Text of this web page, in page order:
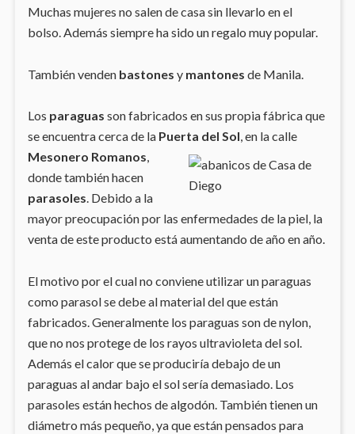
Muchas mujeres no salen de casa sin llevarlo en el
bolso. Además siempre ha sido un regalo muy popular.
También venden bastones y mantones de Manila.
Los paraguas son fabricados en sus propia fábrica que
se encuentra cerca de la Puerta del Sol, en la calle
Mesonero Romanos,
donde también hacen
parasoles. Debido a la
mayor preocupación por las enfermedades de la piel, la
venta de este producto está aumentando de año en año.
El motivo por el cual no conviene utilizar un paraguas
como parasol se debe al material del que están
fabricados. Generalmente los paraguas son de nylon,
que no nos protege de los rayos ultravioleta del sol.
Además el calor que se produciría debajo de un
paraguas al andar bajo el sol sería demasiado. Los
parasoles están hechos de algodón. También tienen un
diámetro más pequeño, ya que están pensados para